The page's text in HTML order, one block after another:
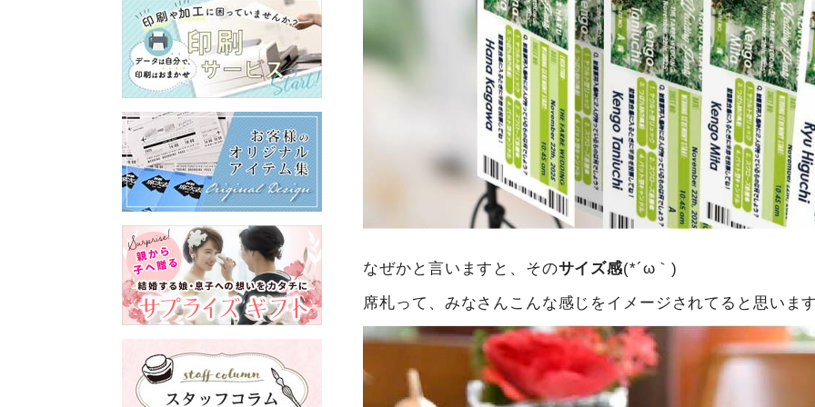
なぜかと言いますと、そのサイズ感(*´ω｀)
席札って、みなさんこんな感じをイメージされてると思いま